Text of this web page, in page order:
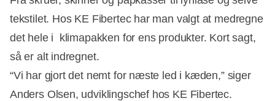
tekstilet. Hos KE Fibertec har man valgt at medregne
det hele i klimapakken for ens produkter. Kort sagt,
så er alt indregnet.
“Vi har gjort det nemt for næste led i kæden,” siger
Anders Olsen, udviklingschef hos KE Fibertec.